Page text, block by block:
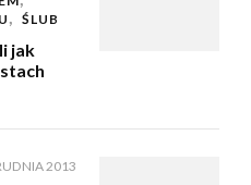
ŚLUB
jak
2013